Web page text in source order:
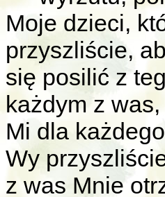
Moje dzieci,
przyszliście,
się posilić z
każdym z
Mi dla
Wy
z was Mnie